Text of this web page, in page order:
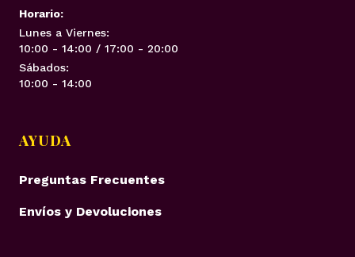
Horario:
Lunes a Viernes:
10:00 - 14:00 / 17:00 - 20:00
Sábados:
10:00 - 14:00
AYUDA
Preguntas Frecuentes
Envíos y Devoluciones